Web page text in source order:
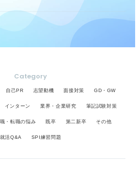
Category
自己PR 志望動機 面接対策 GD・GW
インターン 業界・企業研究 筆記試験対策
・転職の悩み 既卒 第二新卒 その他
就活Q&A SPI練習問題